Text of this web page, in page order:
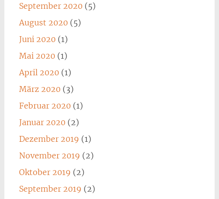
September 2020 (5)
August 2020 (5)
Juni 2020 (1)
Mai 2020 (1)
April 2020 (1)
März 2020 (3)
Februar 2020 (1)
Januar 2020 (2)
Dezember 2019 (1)
November 2019 (2)
Oktober 2019 (2)
September 2019 (2)